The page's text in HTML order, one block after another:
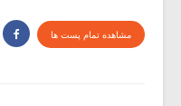
مشاهده تمام پست ها